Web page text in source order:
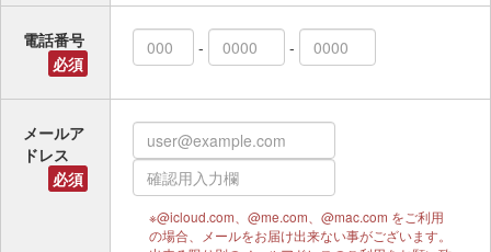
電話番号
必須
- -
メールア
ドレス
必須
※@icloud.com、@me.com、@mac.com をご利用
の場合、メールをお届け出来ない事がございます。